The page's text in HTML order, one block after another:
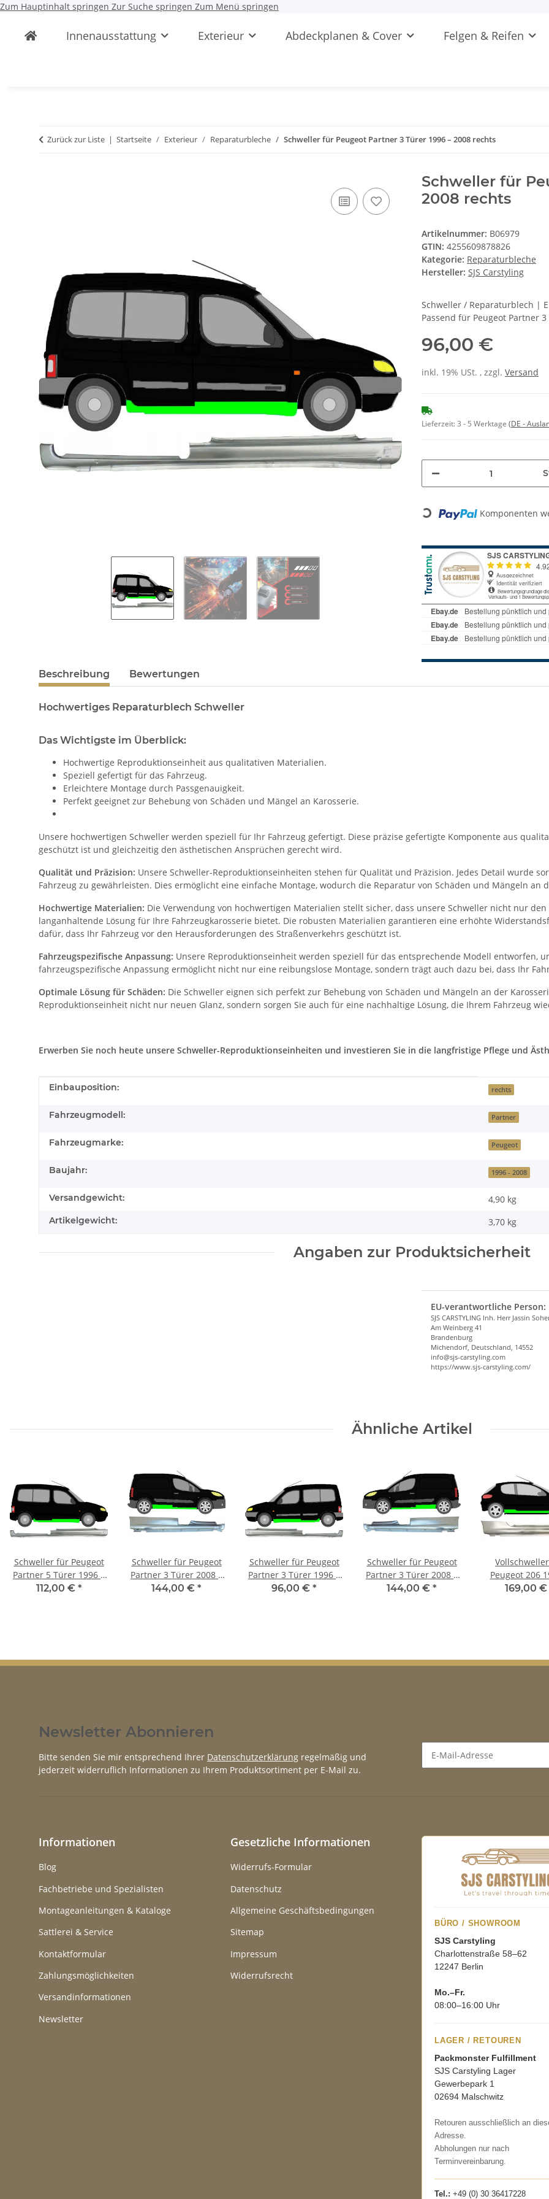
Zum Hauptinhalt springen Zur Suche springen Zum Menü springen
Innenausstattung Exterieur Abdeckplanen & Cover Felgen & Reifen
Zurück zur Liste Startseite Exterieur Reparaturbleche Schweller für Peugeot Partner 3 Türer 1996 – 2008 rechts
Schweller für
2008 rechts
Artikelnummer: B06979
GTIN: 4255609878826
Kategorie: Reparaturbleche
Hersteller: SJS Carstyling
Schweller / Reparaturblech |
Passend für Peugeot Partner
96,00 €
inkl. 19% USt. , zzgl. Versand
Lieferzeit:3 - 5 Werktage (DE -
Loading... Komponenten
Beschreibung Bewertungen
Hochwertiges Reparaturblech Schweller
Das Wichtigste im Überblick:
Hochwertige Reproduktionseinheit aus qualitativen Materialien.
Speziell gefertigt für das Fahrzeug.
Erleichtere Montage durch Passgenauigkeit.
Perfekt geeignet zur Behebung von Schäden und Mängel an Karosserie.
Unsere hochwertigen Schweller werden speziell für Ihr Fahrzeug gefertigt. Diese präzise gefertigte Komponente aus
geschützt ist und gleichzeitig den ästhetischen Ansprüchen gerecht wird.
Qualität und Präzision: Unsere Schweller-Reproduktionseinheiten stehen für Qualität und Präzision. Jedes Detail wurde
Fahrzeug zu gewährleisten. Dies ermöglicht eine einfache Montage, wodurch die Reparatur von Schäden und Mängeln an
Hochwertige Materialien: Die Verwendung von hochwertigen Materialien stellt sicher, dass unsere Schweller nicht nur
langanhaltende Lösung für Ihre Fahrzeugkarosserie bietet. Die robusten Materialien garantieren eine erhöhte
dafür, dass Ihr Fahrzeug vor den Herausforderungen des Straßenverkehrs geschützt ist.
Fahrzeugspezifische Anpassung: Unsere Reproduktionseinheit werden speziell für das entsprechende Modell entworfen,
fahrzeugspezifische Anpassung ermöglicht nicht nur eine reibungslose Montage, sondern trägt auch dazu bei, dass Ihr
Optimale Lösung für Schäden: Die Schweller eignen sich perfekt zur Behebung von Schäden und Mängeln an der
Reproduktionseinheit nicht nur neuen Glanz, sondern sorgen Sie auch für eine nachhaltige Lösung, die Ihrem Fahrzeug
Erwerben Sie noch heute unsere Schweller-Reproduktionseinheiten und investieren Sie in die langfristige Pflege und
Produkteigenschaft
Wert
Einbauposition: rechts
Fahrzeugmodell: Partner
Fahrzeugmarke: Peugeot
Baujahr: 1996 - 2008
Versandgewicht: 4,90 kg
Artikelgewicht: 3,70 kg
Angaben zur Produktsicherheit
EU-verantwortliche Person:
SJS CARSTYLING Inh. Herr Jassin
Am Weinberg 41
Brandenburg
Michendorf, Deutschland, 14552
info@sjs-carstyling.com
https://www.sjs-carstyling.com/
Ähnliche Artikel
Schweller für Peugeot
Partner 5 Türer 1996 –
2008 rechts
112,00 € *
Schweller für Peugeot
Partner 3 Türer 2008 –
2018 rechts
144,00 € *
Schweller für Peugeot
Partner 3 Türer 1996 –
2008 links
96,00 € *
Schweller für Peugeot
Partner 3 Türer 2008 –
2018 links
144,00 € *
Peugeot 206
2012 3 Türer
169,00 €
Newsletter Abonnieren
Bitte senden Sie mir entsprechend Ihrer Datenschutzerklärung regelmäßig und
jederzeit widerruflich Informationen zu Ihrem Produktsortiment per E-Mail zu.
Informationen
Blog
Fachbetriebe und Spezialisten
Montageanleitungen & Kataloge
Sattlerei & Service
Kontaktformular
Zahlungsmöglichkeiten
Versandinformationen
Newsletter
Gesetzliche Informationen
Widerrufs-Formular
Datenschutz
Allgemeine Geschäftsbedingungen
Sitemap
Impressum
Widerrufsrecht
BÜRO / SHOWROOM
SJS Carstyling
Charlottenstraße 58–62
12247 Berlin
Mo.–Fr.
08:00–16:00 Uhr
LAGER / RETOUREN
Packmonster Fulfillment
SJS Carstyling Lager
Gewerbepark 1
02694 Malschwitz
Retouren ausschließlich an
Adresse.
Abholungen nur nach
Terminvereinbarung.
Tel.: +49 (0) 30 36417228